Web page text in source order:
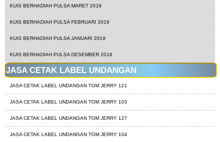
KUIS BERHADIAH PULSA MARET 2019
KUIS BERHADIAH PULSA FEBRUARI 2019
KUIS BERHADIAH PULSA JANUARI 2019
KUIS BERHADIAH PULSA DESEMBER 2018
JASA CETAK LABEL UNDANGAN
JASA CETAK LABEL UNDANGAN TOM JERRY 121
JASA CETAK LABEL UNDANGAN TOM JERRY 103
JASA CETAK LABEL UNDANGAN TOM JERRY 127
JASA CETAK LABEL UNDANGAN TOM JERRY 104